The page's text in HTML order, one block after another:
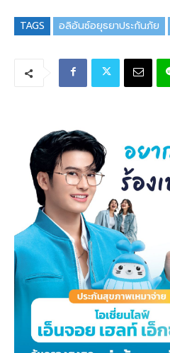
TAGS อลิอันซ์อยุธยาประกันภัย